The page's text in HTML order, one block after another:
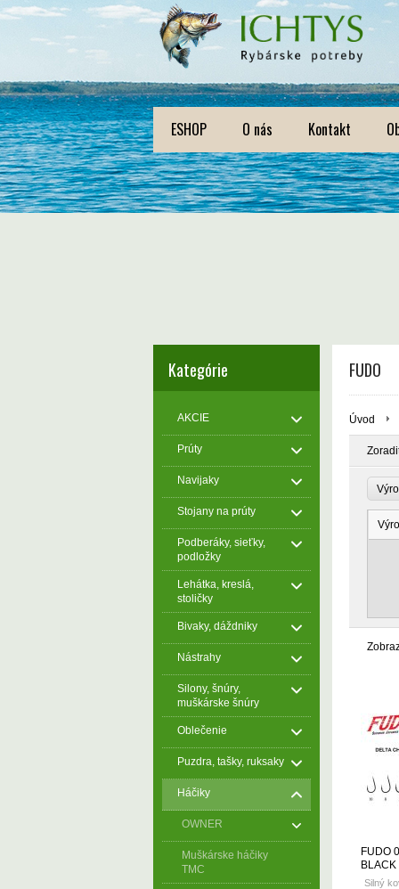
ESHOP O nás Kontakt
Kategórie
AKCIE
Prúty
Navijaky
Stojany na prúty
Podberáky, sieťky,
podložky
Lehátka, kreslá,
stoličky
Bivaky, dáždniky
Nástrahy
Silony, šnúry,
muškárske šnúry
Oblečenie
Puzdra, tašky, ruksaky
Háčiky
OWNER
Muškárske háčiky
TMC
FUDO
Úvod
FUDO
Silný